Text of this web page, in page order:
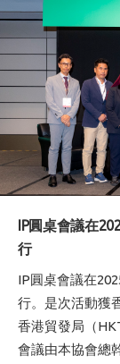
IP圓桌會議在
行
IP圓桌會議在
行。是次活動獲
香港貿發局（
會議由本協會總